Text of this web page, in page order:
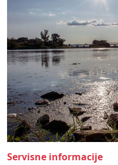
Servisne informacije